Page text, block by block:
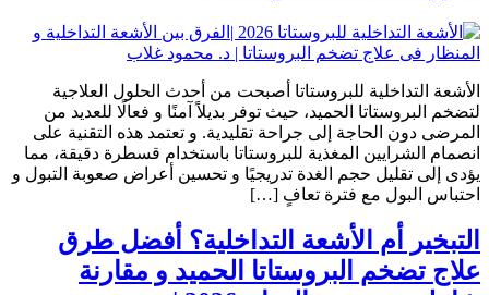
الأشعة التداخلية للبروستاتا أصبحت من أحدث الحلول العلاجية
لتضخم البروستاتا الحميد، حيث توفر بديلاً آمنًا و فعالًا للعديد من
المرضى دون الحاجة إلى جراحة تقليدية. و تعتمد هذه التقنية على
انصمام الشرايين المغذية للبروستاتا باستخدام قسطرة دقيقة، مما
يؤدى إلى تقليل حجم الغدة تدريجيًا و تحسين أعراض صعوبة التبول و
احتباس البول مع فترة تعافٍ […]
التبخير أم الأشعة التداخلية؟ أفضل طرق
علاج تضخم البروستاتا الحميد و مقارنة